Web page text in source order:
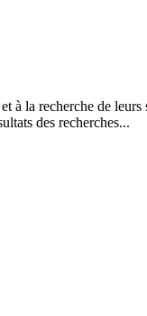
la recherche de
des recherches...